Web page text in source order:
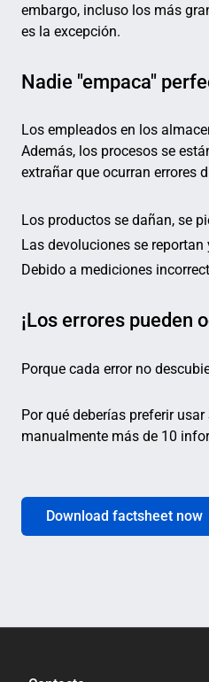
embargo, incluso los más
es la excepción.
Nadie "empaca"
Los empleados en los
Además, los procesos se
extrañar que ocurran errores
Los productos se dañan, se
Las devoluciones se
Debido a mediciones
¡Los errores pueden
Porque cada error no
Por qué deberías preferir
manualmente más de 10
Download factsheet now